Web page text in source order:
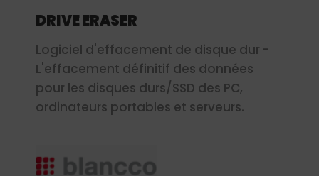
DRIVE ERASER
Logiciel d'effacement de disque dur -
L'effacement définitif des données
pour les disques durs/SSD des PC,
ordinateurs portables et serveurs.